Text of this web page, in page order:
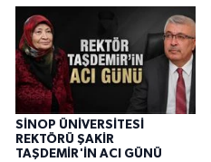
SİNOP ÜNİVERSİTESİ
REKTÖRÜ ŞAKİR
TAŞDEMİR'İN ACI GÜNÜ